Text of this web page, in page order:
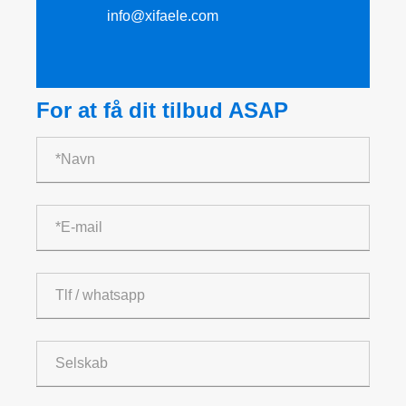
info@xifaele.com
For at få dit tilbud ASAP